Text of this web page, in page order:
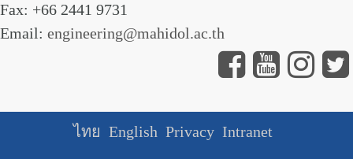
Fax: +66 2441 9731
Email: engineering@mahidol.ac.th
ไทย English Privacy Intranet